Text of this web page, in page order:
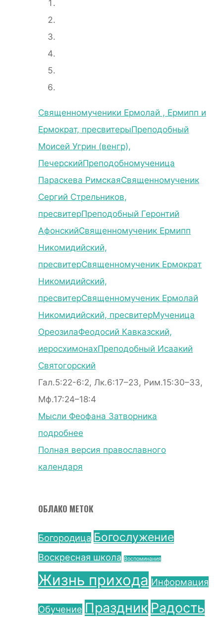
Священномученики Ермолай , Ермипп и
Ермократ, пресвитерыПреподобный
Моисей Угрин (венгр),
ПечерскийПреподобномученица
Параскева РимскаяСвященномученик
Сергий Стрельников,
пресвитерПреподобный Геронтий
АфонскийСвященномученик Ермипп
Никомидийский,
пресвитерСвященномученик Ермократ
Никомидийский,
пресвитерСвященномученик Ермолай
Никомидийский, пресвитерМученица
ОреозилаФеодосий Кавказский,
иеросхимонахПреподобный Исаакий
Святогорский
Гал.5:22-6:2, Лк.6:17–23, Рим.15:30–33,
Мф.17:24–18:4
Мысли Феофана Затворника
подробнее
Полная версия православного
календаря
ОБЛАКО МЕТОК
Богородица Богослужение
Воскресная школа Воспоминания
Жизнь прихода Информация
Обучение Праздник Радость